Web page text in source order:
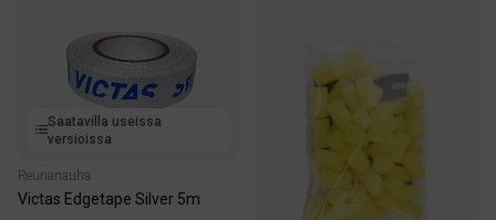
Saatavilla useissa
versioissa
Reunanauha
Victas Edgetape Silver 5m